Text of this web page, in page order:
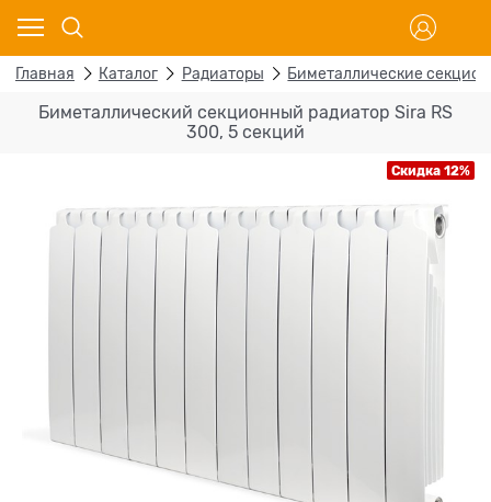
Главная Каталог Радиаторы Биметаллические
Биметаллический секционный радиатор Sira RS
300, 5 секций
Скидка 12%